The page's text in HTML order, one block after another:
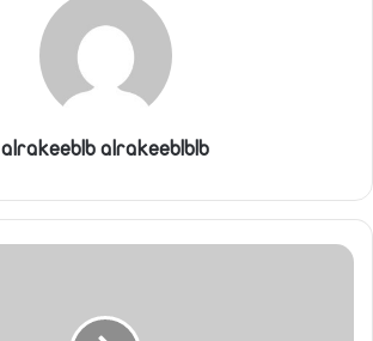
alrakeeblb alrakeeblblb